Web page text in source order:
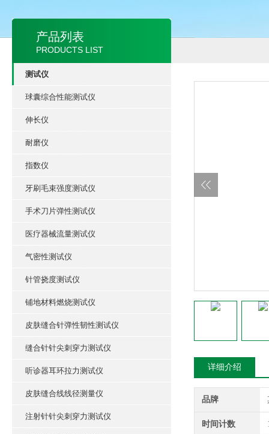
产品列表
PRODUCTS LIST
测试仪
球囊综合性能测试仪
伸长仪
耐磨仪
指数仪
牙刷毛束强度测试仪
手术刀片弹性测试仪
医疗器械流量测试仪
气密性测试仪
针管挠度测试仪
铺地材料燃烧测试仪
皮肤缝合针弹性韧性测试仪
缝合针针尖刺穿力测试仪
听诊器耳环拉力测试仪
皮肤缝合线线径测量仪
注射针针尖刺穿力测试仪
详细介绍
品牌
时间计数